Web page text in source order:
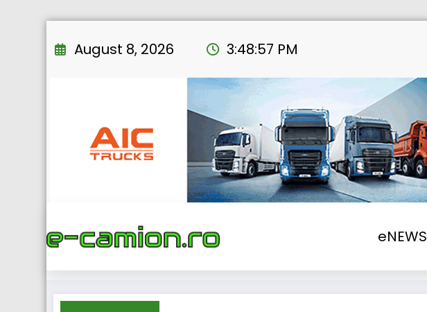
to
August 8, 2026 3:48:59 PM
eNEWS